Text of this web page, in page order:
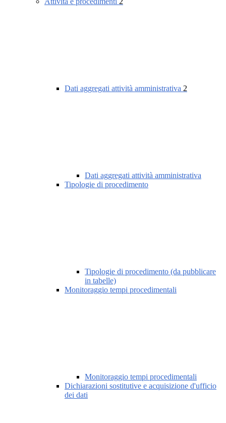
Dati aggregati attività amministrativa 2
Dati aggregati attività amministrativa
Tipologie di procedimento
Tipologie di procedimento (da pubblicare
in tabelle)
Monitoraggio tempi procedimentali
Monitoraggio tempi procedimentali
Dichiarazioni sostitutive e acquisizione d'ufficio
dei dati